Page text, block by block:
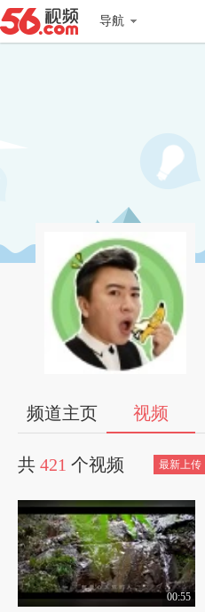
导航
频道主页 视频
共 421 个视频 最新上传
00:55